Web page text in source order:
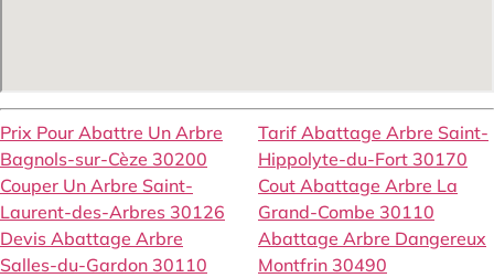
Prix Pour Abattre Un Arbre
Bagnols-sur-Cèze 30200
Couper Un Arbre Saint-
Laurent-des-Arbres 30126
Devis Abattage Arbre
Salles-du-Gardon 30110
Tarif Abattage Arbre Saint-
Hippolyte-du-Fort 30170
Cout Abattage Arbre La
Grand-Combe 30110
Abattage Arbre Dangereux
Montfrin 30490